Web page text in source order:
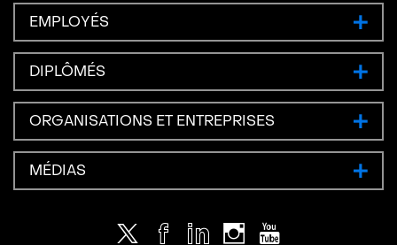
EMPLOYÉS
DIPLÔMÉS
ORGANISATIONS ET ENTREPRISES
MÉDIAS
Twitter Facebook
LinkedInInstagramYoutube